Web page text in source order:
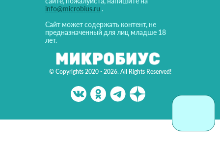
© Copyrights 2020 - 2026. All Rights Reserved!
info@microbius.ru .
Сайт может содержать контент, не
предназначенный для лиц младше 18
лет.